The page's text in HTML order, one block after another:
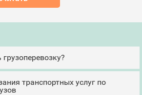
транспортных услуг по